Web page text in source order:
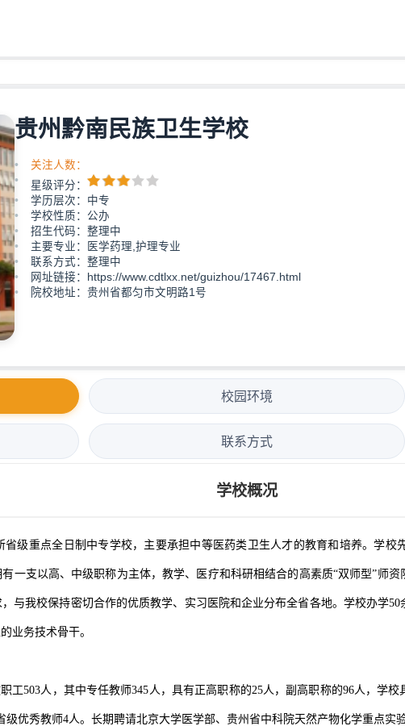
贵州黔南民族卫生学校
关注人数：
星级评分：
学历层次：中专
学校性质：公办
招生代码：整理中
主要专业：医学药理,护理专业
联系方式：整理中
网址链接：https://www.cdtlxx.net/guizhou/17467.html
院校地址：贵州省都匀市文明路1号
校园环境
联系方式
学校概况
重点全日制中专学校，主要承担中等医药类卫生人才的教育和培养。学校
一支以高、中级职称为主体，教学、医疗和科研相结合的高素质“双师型”师
与我校保持密切合作的优质教学、实习医院和企业分布全省各地。学校办学
业务技术骨干。
工503人，其中专任教师345人，具有正高职称的25人，副高职称的96人，学
优秀教师4人。长期聘请北京大学医学部、贵州省中科院天然产物化学重点实